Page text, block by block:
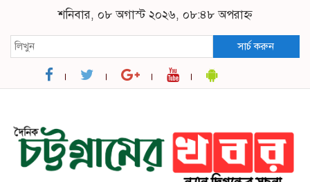
শনিবার, ০৮ অগাস্ট ২০২৬, ০৮:৪৮ অপরাহ্ন
সার্চ করুন